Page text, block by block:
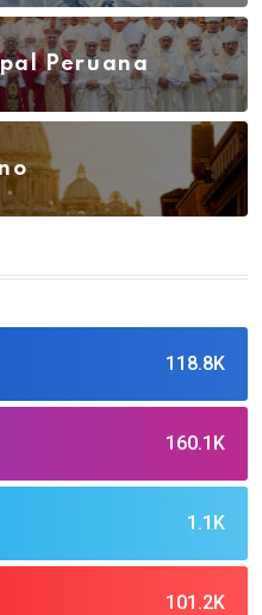
Peruana
118.8K
160.1K
1.1K
101.2K